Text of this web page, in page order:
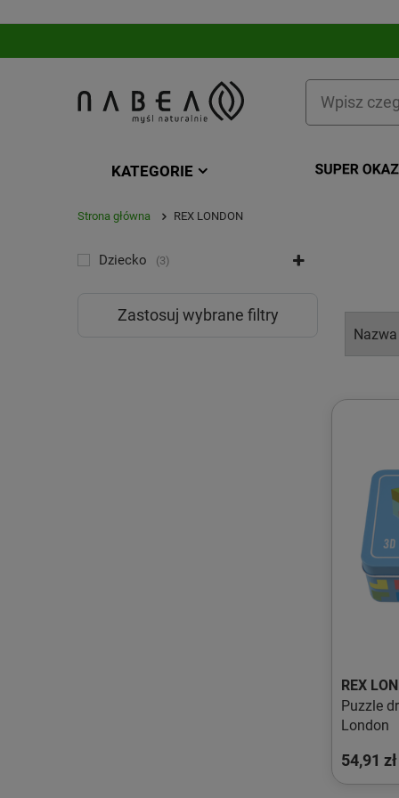
KATEGORIE
Strona główna REX LONDON
KATEGORIA
Dziecko 3
Zastosuj wybrane filtry
REX
Puzzle
London
54,91 zł